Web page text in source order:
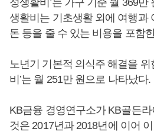
정생활비’는 가구 기준 월 369만
생활비는 기초생활 외에 여행과
돈 등을 줄 수 있는 비용을 포함
노년기 기본적 의식주 해결을 위
비’는 월 251만 원으로 나타났다.
KB금융 경영연구소가 KB골든
것은 2017년과 2018년에 이어